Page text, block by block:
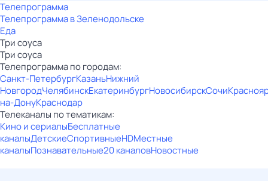
Телепрограмма
Телепрограмма в Зеленодольске
Еда
Три соуса
Три соуса
Телепрограмма по городам:
Санкт-ПетербургКазаньНижний
НовгородЧелябинскЕкатеринбургНовосибирскСочи
на-ДонуКраснодар
Телеканалы по тематикам:
Кино и сериалыБесплатные
каналыДетскиеСпортивныеHDМестные
каналыПознавательные20 каналовНовостные